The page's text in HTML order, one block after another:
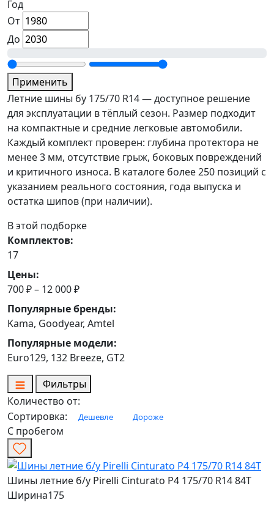
Год
От
До
Применить
Летние шины бу 175/70 R14 — доступное решение
для эксплуатации в тёплый сезон. Размер подходит
на компактные и средние легковые автомобили.
Каждый комплект проверен: глубина протектора не
менее 3 мм, отсутствие грыж, боковых повреждений
и критичного износа. В каталоге более 250 позиций с
указанием реального состояния, года выпуска и
остатка шипов (при наличии).
В этой подборке
Комплектов:
17
Цены:
700 ₽ – 12 000 ₽
Популярные бренды:
Kama, Goodyear, Amtel
Популярные модели:
Euro129, 132 Breeze, GT2
Фильтры
Количество от:
Сортировка:
Дешевле Дороже
С пробегом
Шины летние б/у Pirelli Cinturato P4 175/70 R14 84T
Ширина175